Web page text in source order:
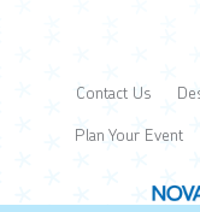
Contact Us
Plan Your Event